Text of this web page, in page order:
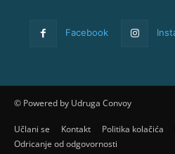
Facebook
© Powered by Udruga Convoy
Učlani se Kontakt Politika kolačića
Odricanje od odgovornosti